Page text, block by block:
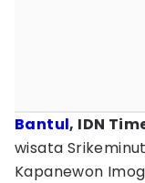
Bantul, IDN
wisata
Kapanewon